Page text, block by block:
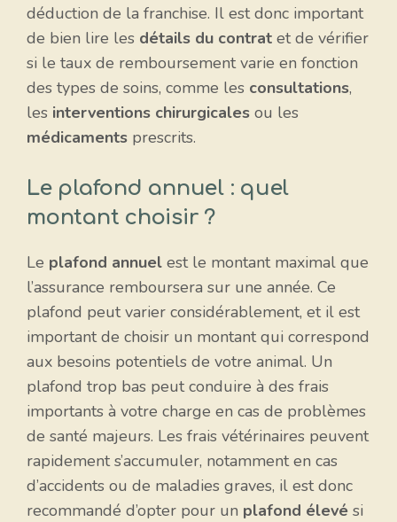
déduction de la franchise. Il est donc important
de bien lire les détails du contrat et de vérifier
si le taux de remboursement varie en fonction
des types de soins, comme les consultations,
les interventions chirurgicales ou les
médicaments prescrits.
Le plafond annuel : quel
montant choisir ?
Le plafond annuel est le montant maximal que
l’assurance remboursera sur une année. Ce
plafond peut varier considérablement, et il est
important de choisir un montant qui correspond
aux besoins potentiels de votre animal. Un
plafond trop bas peut conduire à des frais
importants à votre charge en cas de problèmes
de santé majeurs. Les frais vétérinaires peuvent
rapidement s’accumuler, notamment en cas
d’accidents ou de maladies graves, il est donc
recommandé d’opter pour un plafond élevé si